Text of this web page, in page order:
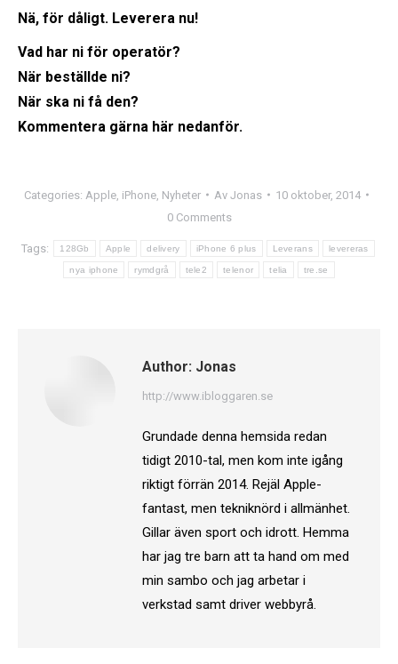
Nä, för dåligt. Leverera nu!
Vad har ni för operatör?
När beställde ni?
När ska ni få den?
Kommentera gärna här nedanför.
Categories: Apple iPhone Nyheter Av Jonas
10 oktober, 2014
0 Comments
Tags: 128Gb Apple delivery iPhone 6 plus Leverans levereras
nya iphone rymdgrå tele2 telenor telia tre.se
Author: Jonas
http://www.ibloggaren.se
Grundade denna hemsida redan
tidigt 2010-tal, men kom inte igång
riktigt förrän 2014. Rejäl Apple-
fantast, men tekniknörd i allmänhet.
Gillar även sport och idrott. Hemma
har jag tre barn att ta hand om med
min sambo och jag arbetar i
verkstad samt driver webbyrå.